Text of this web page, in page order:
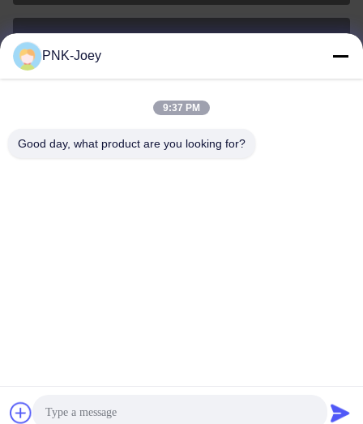
E-Mail-Adresse
008613580404923
Guangzhou Xingchao Agriculture Machinery Co., Ltd.
PNK-Joey
9:37 PM
Good day, what product are you looking for?